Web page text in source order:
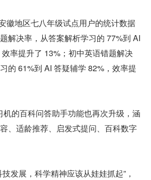
徽地区七八年级试点用户的统计数据
解决率，从答案解析学习的 77%到 AI
率提升了 13%；初中英语错题解决
的 61%到 AI 答疑辅学 82%，效率提
机的百科问答助手功能也再次升级，涵
、适龄推荐、启发式提问、百科数字
发展，科学精神应该从娃娃抓起”，